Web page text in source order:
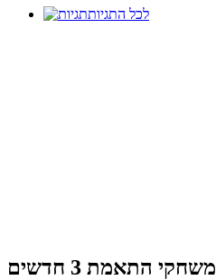
לכל התגיות
משחקי התאמת 3 חדשים